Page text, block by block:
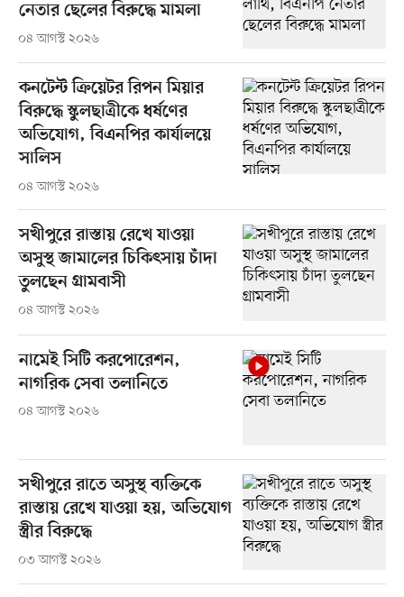
নেতার ছেলের বিরুদ্ধে মামলা
০৪ আগস্ট ২০২৬
কনটেন্ট ক্রিয়েটর রিপন মিয়ার
বিরুদ্ধে স্কুলছাত্রীকে ধর্ষণের
অভিযোগ, বিএনপির কার্যালয়ে
সালিস
০৪ আগস্ট ২০২৬
সখীপুরে রাস্তায় রেখে যাওয়া
অসুস্থ জামালের চিকিৎসায় চাঁদা
তুলছেন গ্রামবাসী
০৪ আগস্ট ২০২৬
নামেই সিটি করপোরেশন,
নাগরিক সেবা তলানিতে
০৪ আগস্ট ২০২৬
সখীপুরে রাতে অসুস্থ ব্যক্তিকে
রাস্তায় রেখে যাওয়া হয়, অভিযোগ
স্ত্রীর বিরুদ্ধে
০৩ আগস্ট ২০২৬